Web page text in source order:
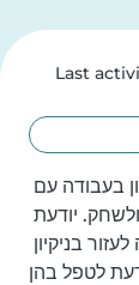
Last
לטפל בהן.